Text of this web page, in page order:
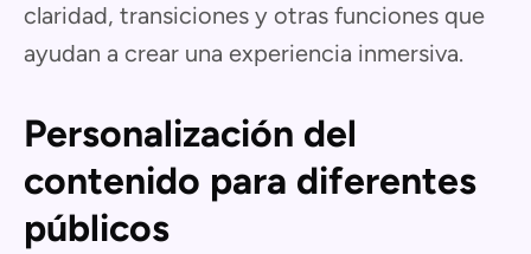
claridad, transiciones y otras funciones que
ayudan a crear una experiencia inmersiva.
Personalización del
contenido para diferentes
públicos